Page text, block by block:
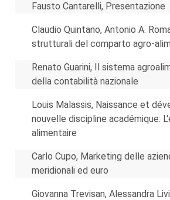
Fausto Cantarelli, Presentazione
Claudio Quintano, Antonio A.
strutturali del comparto agro-
Renato Guarini, Il sistema
della contabilità nazionale
Louis Malassis, Naissance et
nouvelle discipline académique:
alimentaire
Carlo Cupo, Marketing delle
meridionali ed euro
Giovanna Trevisan, Alessandra